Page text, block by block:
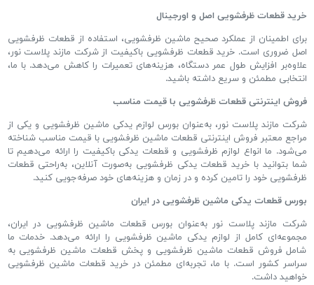
خرید قطعات ظرفشویی اصل و اورجینال
برای اطمینان از عملکرد صحیح ماشین ظرفشویی، استفاده از قطعات ظرفشویی
اصل ضروری است. خرید قطعات ظرفشویی باکیفیت از شرکت مازند پلاست نور،
علاوهبر افزایش طول عمر دستگاه، هزینههای تعمیرات را کاهش میدهد.با ما،
انتخابی مطمئن و سریع داشته باشید.
فروش اینترنتی قطعات ظرفشویی با قیمت مناسب
شرکت مازند پلاست نور، بهعنوان بورس لوازم یدکی ماشین ظرفشویی و یکی از
مراجع معتبر فروش اینترنتی قطعات ماشین ظرفشویی با قیمت مناسب شناخته
میشود. ما انواع لوازم ظرفشویی و قطعات یدکی باکیفیت را ارائه میدهیم تا
شما بتوانید با خرید قطعات یدکی ظرفشویی بهصورت آنلاین، بهراحتی قطعات
ظرفشویی خود را تامین کرده و در زمان و هزینههای خود صرفهجویی کنید.
بورس قطعات یدکی ماشین ظرفشویی در ایران
شرکت مازند پلاست نور بهعنوان بورس قطعات ماشین ظرفشویی در ایران،
مجموعهای کامل از لوازم یدکی ماشین ظرفشویی را ارائه میدهد. خدمات ما
شامل فروش قطعات ماشین ظرفشویی و پخش قطعات ماشین ظرفشویی به
سراسر کشور است.با ما، تجربهای مطمئن در خرید قطعات ماشین ظرفشویی
خواهید داشت.